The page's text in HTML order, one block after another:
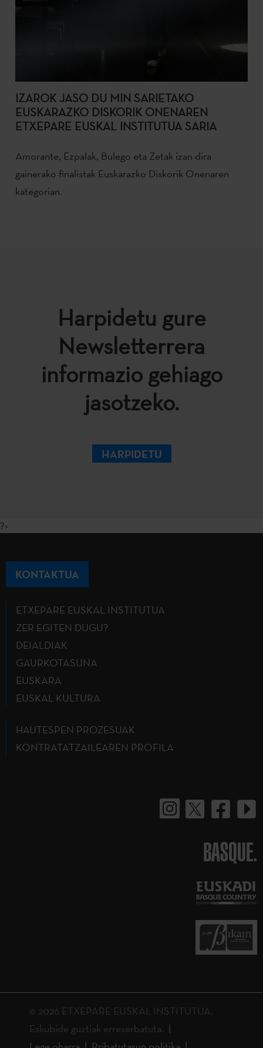
IZAROK JASO DU MIN SARIETAKO
EUSKARAZKO DISKORIK ONENAREN
ETXEPARE EUSKAL INSTITUTUA SARIA
Amorante, Ezpalak, Bulego eta Zetak izan dira
gainerako finalistak Euskarazko Diskorik Onenaren
kategorian.
Harpidetu gure
Newsletterrera
informazio gehiago
jasotzeko.
HARPIDETU
?>
KONTAKTUA
ETXEPARE EUSKAL INSTITUTUA
ZER EGITEN DUGU?
DEIALDIAK
GAURKOTASUNA
EUSKARA
EUSKAL KULTURA
HAUTESPEN PROZESUAK
KONTRATATZAILEAREN PROFILA
BASQUE.
© 2026 ETXEPARE EUSKAL INSTITUTUA.
Eskubide guztiak erreserbatuta.